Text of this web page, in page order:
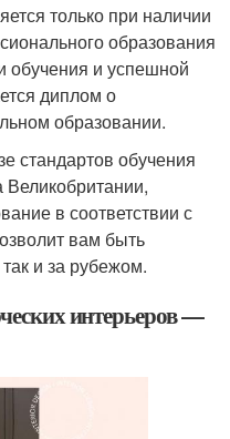
только при наличии
образования
обучения и успешной
диплом о
образовании.
стандартов обучения
в соответствии с
вам быть
и за рубежом.
интерьеров —